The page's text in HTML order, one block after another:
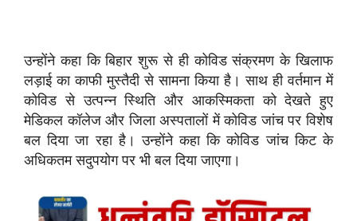
उन्होंने कहा कि बिहार शुरू से ही कोविड संक्रमण के खिलाफ
लड़ाई का काफी मुस्तैदी से सामना किया है। साथ ही वर्तमान में
कोविड से उत्पन्न स्थिति और आकस्मिकता को देखते हुए
मेडिकल कॉलेज और जिला अस्पतालों में कोविड जांच पर विशेष
बल दिया जा रहा है। उन्होंने कहा कि कोविड जांच किट के
अधिकतम सदुपयोग पर भी बल दिया जाएगा।